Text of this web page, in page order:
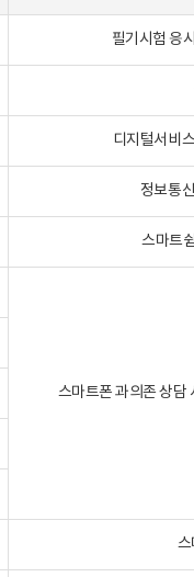
필기시험 응
디지털서비
정보통
스마트
스마트폰 과의존 상담
스